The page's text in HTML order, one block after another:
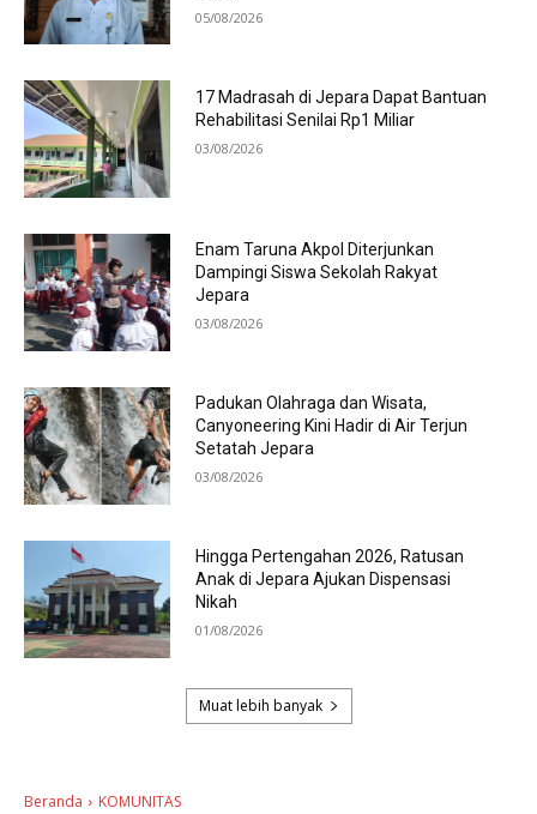
05/08/2026
17 Madrasah di Jepara Dapat Bantuan
Rehabilitasi Senilai Rp1 Miliar
03/08/2026
Enam Taruna Akpol Diterjunkan
Dampingi Siswa Sekolah Rakyat
Jepara
03/08/2026
Padukan Olahraga dan Wisata,
Canyoneering Kini Hadir di Air Terjun
Setatah Jepara
03/08/2026
Hingga Pertengahan 2026, Ratusan
Anak di Jepara Ajukan Dispensasi
Nikah
01/08/2026
Muat lebih banyak